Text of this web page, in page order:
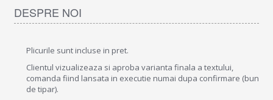
DESPRE NOI
Plicurile sunt incluse in pret.
Clientul vizualizeaza si aproba varianta finala a textului,
comanda fiind lansata in executie numai dupa confirmare (bun
de tipar).